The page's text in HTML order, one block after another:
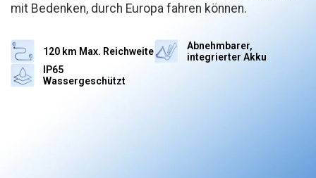
mit Bedenken, durch Europa fahren können.
120 km Max. Reichweite
Abnehmbarer,
integrierter Akku
IP65
Wassergeschützt